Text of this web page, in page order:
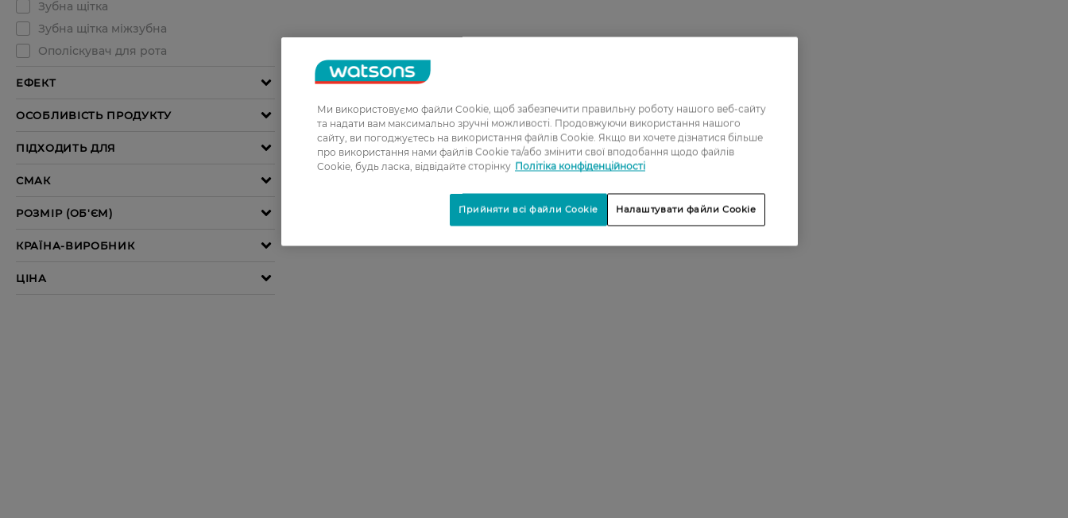
Ми використовуємо файли Cookie, щоб забезпечити правильну роботу нашого веб-сайту
та надати вам максимально зручні можливості. Продовжуючи використання нашого
сайту, ви погоджуєтесь на використання файлів Cookie. Якщо ви хочете дізнатися більше
про використання нами файлів Cookie та/або змінити свої вподобання щодо файлів
Cookie, будь ласка, відвідайте сторінку Політіка конфіденційності
Налаштувати файли Cookie
Прийняти всі файли Cookie